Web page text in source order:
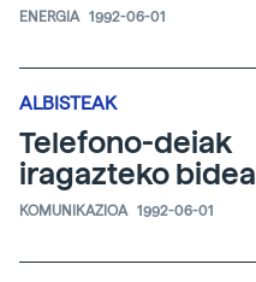
ENERGIA 1992-06-01
ALBISTEAK
Telefono-deiak
iragazteko bidea
KOMUNIKAZIOA 1992-06-01